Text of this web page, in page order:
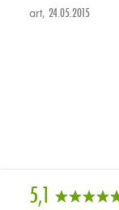
art, 24.05.2015
5,1